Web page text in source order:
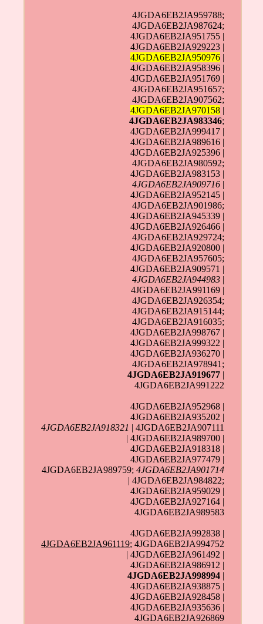
4JGDA6EB2JA959788;
4JGDA6EB2JA987624;
4JGDA6EB2JA951755 |
4JGDA6EB2JA929223 |
4JGDA6EB2JA950976 |
4JGDA6EB2JA958396 |
4JGDA6EB2JA951769 |
4JGDA6EB2JA951657;
4JGDA6EB2JA907562;
4JGDA6EB2JA970158 |
4JGDA6EB2JA983346;
4JGDA6EB2JA999417 |
4JGDA6EB2JA989616 |
4JGDA6EB2JA925396 |
4JGDA6EB2JA980592;
4JGDA6EB2JA983153 |
4JGDA6EB2JA909716 |
4JGDA6EB2JA952145 |
4JGDA6EB2JA901986;
4JGDA6EB2JA945339 |
4JGDA6EB2JA926466 |
4JGDA6EB2JA929724;
4JGDA6EB2JA920800 |
4JGDA6EB2JA957605;
4JGDA6EB2JA909571 |
4JGDA6EB2JA944983 |
4JGDA6EB2JA991169 |
4JGDA6EB2JA926354;
4JGDA6EB2JA915144;
4JGDA6EB2JA916035;
4JGDA6EB2JA998767 |
4JGDA6EB2JA999322 |
4JGDA6EB2JA936270 |
4JGDA6EB2JA978941;
4JGDA6EB2JA919677 |
4JGDA6EB2JA991222
4JGDA6EB2JA952968 |
4JGDA6EB2JA935202 |
4JGDA6EB2JA918321 | 4JGDA6EB2JA907111
| 4JGDA6EB2JA989700 |
4JGDA6EB2JA918318 |
4JGDA6EB2JA977479 |
4JGDA6EB2JA989759;4JGDA6EB2JA901714
| 4JGDA6EB2JA984822;
4JGDA6EB2JA959029 |
4JGDA6EB2JA927164 |
4JGDA6EB2JA989583
4JGDA6EB2JA992838 |
4JGDA6EB2JA961119; 4JGDA6EB2JA994752
| 4JGDA6EB2JA961492 |
4JGDA6EB2JA986912 |
4JGDA6EB2JA998994 |
4JGDA6EB2JA938875 |
4JGDA6EB2JA928458 |
4JGDA6EB2JA935636 |
4JGDA6EB2JA926869